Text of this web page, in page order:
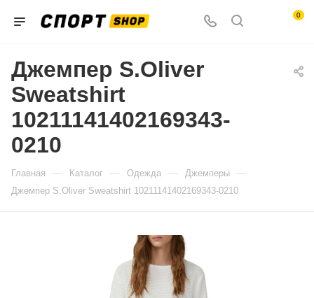
0
Джемпер S.Oliver
Sweatshirt
10211141402169343-
0210
Главная — Каталог — Одежда — Джемперы —
Джемпер S.Oliver Sweatshirt 10211141402169343-0210